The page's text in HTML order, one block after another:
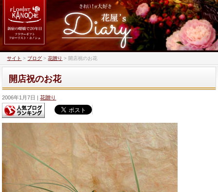
サイト > ブログ >花贈り > 開店祝のお花
開店祝のお花
2006年1月7日 花贈り